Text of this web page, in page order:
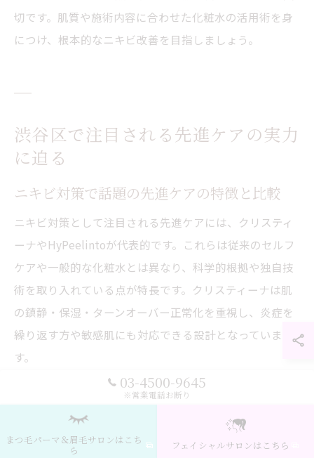
切です。肌質や施術内容に合わせた化粧水の活用術を身
につけ、根本的なニキビ改善を目指しましょう。
渋谷区で注目される先進ケアの実力
に迫る
ニキビ対策で話題の先進ケアの特徴と比較
ニキビ対策として注目される先進ケアには、クリスティ
ーナやHyPeelintoが代表的です。これらは従来のセルフ
ケアや一般的な化粧水とは異なり、科学的根拠や独自技
術を取り入れている点が特長です。クリスティーナは肌
の鎮静・保湿・ターンオーバー正常化を重視し、炎症を
繰り返す方や敏感肌にも対応できる設計となっていま
す。
一方、HyPeelintoは高濃度水素の力で毛穴奥の酸化皮脂
や不純物を分解・除去するという独自のアプローチを採
用しています。これにより、通常の洗顔や化粧水だけで
は落としきれない汚れも徹底的にケアできます。どちら
03-4500-9645
※営業電話お断り
まつ毛パーマ＆眉毛サロンはこち
ら フェイシャルサロンはこちら